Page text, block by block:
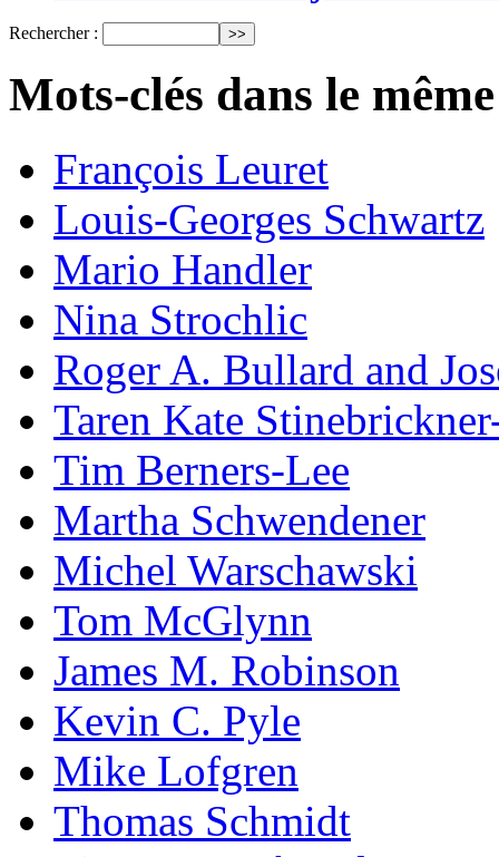
Rechercher :
Mots-clés dans le
François Leuret
Louis-Georges Schwartz
Mario Handler
Nina Strochlic
Roger A. Bullard and
Taren Kate
Tim Berners-Lee
Martha Schwendener
Michel Warschawski
Tom McGlynn
James M. Robinson
Kevin C. Pyle
Mike Lofgren
Thomas Schmidt